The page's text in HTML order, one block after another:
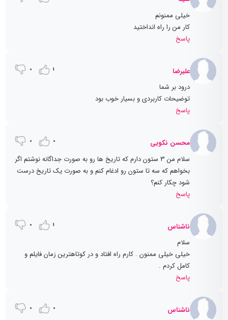
خیلی ممنونم
کار من را راه انداختید
پاسخ
علیرضا 1
0
درود بر شما
توضیحات کاربردی و بسیار خوب بود
پاسخ
محسن نکویی 0
0
سلام من 3 ستون دارم که تاریخ ها رو به صورت جداگانه نوشتم اگر
بخواهم که سه تا ستون رو ادغام کنم و به صورت یک تاریخ درست
شود چکار کنم؟
پاسخ
ناشناس 1
0
سلام
خیلی خیلی ممنون . کارم راه افتاد و در کوتاهترین زمان فایلم و
کامل کردم .
پاسخ
ناشناس 0
0